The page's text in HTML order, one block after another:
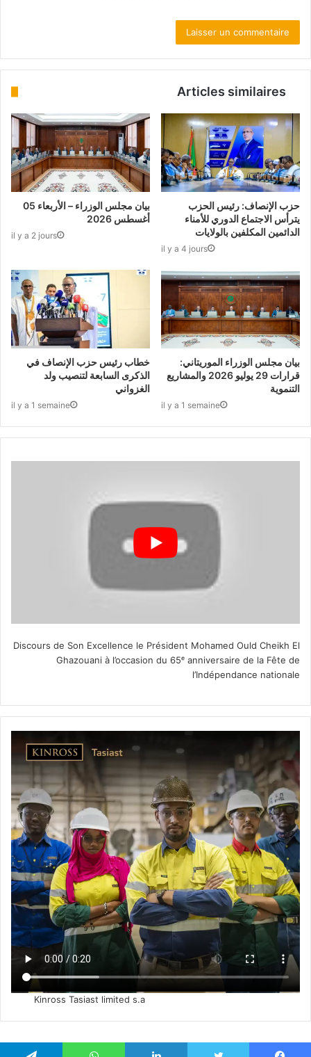
Articles similaires
بيان مجلس الوزراء – الأربعاء 05
أغسطس 2026
il y a 2 jours
حزب الإنصاف: رئيس الحزب
يترأس الاجتماع الدوري للأمناء
الدائمين المكلفين بالولايات
il y a 4 jours
خطاب رئيس حزب الإنصاف في
الذكرى السابعة لتنصيب ولد
الغزواني
il y a 1 semaine
بيان مجلس الوزراء الموريتاني:
قرارات 29 يوليو 2026 والمشاريع
التنموية
il y a 1 semaine
Discours de Son Excellence le Président Mohamed Ould Cheikh El
Ghazouani à l’occasion du 65ᵉ anniversaire de la Fête de
l’Indépendance nationale
Kinross Tasiast limited s.a